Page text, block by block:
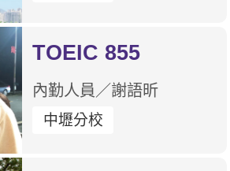
TOEIC 855
內勤人員／謝語昕
中壢分校